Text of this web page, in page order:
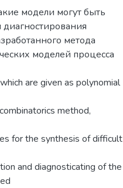
модели могут быть
метода
моделей процесса
are given as polynomial
method,
for the synthesis of difficult
and diagnosticating of the